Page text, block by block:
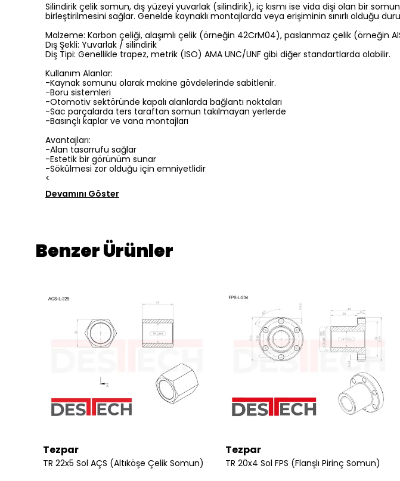
Silindirik çelik somun, dış yüzeyi yuvarlak (silindirik), iç kısmı ise vida dişi olan bir
birleştirilmesini sağlar. Genelde kaynaklı montajlarda veya erişiminin sınırlı olduğu
Malzeme: Karbon çeliği, alaşımlı çelik (örneğin 42CrM04), paslanmaz çelik (örneğin AISI
Dış Şekli: Yuvarlak / silindirik
Diş Tipi: Genellikle trapez, metrik (ISO) AMA UNC/UNF gibi diğer standartlarda olabilir.
Kullanım Alanlar:
-Kaynak somunu olarak makine gövdelerinde sabitlenir.
-Boru sistemleri
-Otomotiv sektöründe kapalı alanlarda bağlantı noktaları
-Sac parçalarda ters taraftan somun takılmayan yerlerde
-Basınçlı kaplar ve vana montajları
Avantajları:
-Alan tasarrufu sağlar
-Estetik bir görünüm sunar
-Sökülmesi zor olduğu için emniyetlidir
<
Devamını Göster
Benzer Ürünler
Tezpar
TR 22x5 Sol AÇS (Altıköşe Çelik Somun)
Tezpar
TR 20x4 Sol FPS (Flanşlı Pirinç Somun)